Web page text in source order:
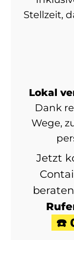
Stellzeit,
Lokal
Dank
Wege,
Jetzt
☎️